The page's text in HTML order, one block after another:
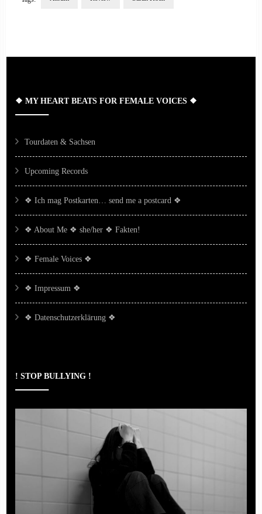
❖ MY HEART BEATS FOR FEMALE VOICES ❖
Tourdaten & Sachsen
Upcoming Records
❖ Ich mag Postkarten… send me a postcard ❖
❖ About Me ❖ she/her ❖ Fakten!
❖ Female Voices ❖
❖ Impressum ❖
❖ Datenschutzerklärung ❖
! STOP BULLYING !